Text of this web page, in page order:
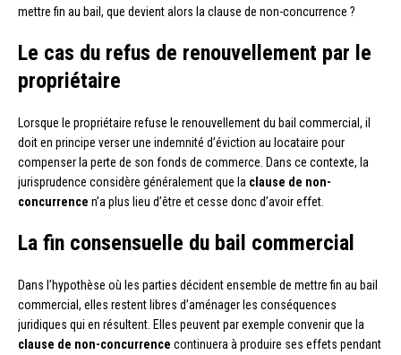
mettre fin au bail, que devient alors la clause de non-concurrence ?
Le cas du refus de renouvellement par le
propriétaire
Lorsque le propriétaire refuse le renouvellement du bail commercial, il
doit en principe verser une indemnité d’éviction au locataire pour
compenser la perte de son fonds de commerce. Dans ce contexte, la
jurisprudence considère généralement que la clause de non-
concurrence n’a plus lieu d’être et cesse donc d’avoir effet.
La fin consensuelle du bail commercial
Dans l’hypothèse où les parties décident ensemble de mettre fin au bail
commercial, elles restent libres d’aménager les conséquences
juridiques qui en résultent. Elles peuvent par exemple convenir que la
clause de non-concurrence continuera à produire ses effets pendant